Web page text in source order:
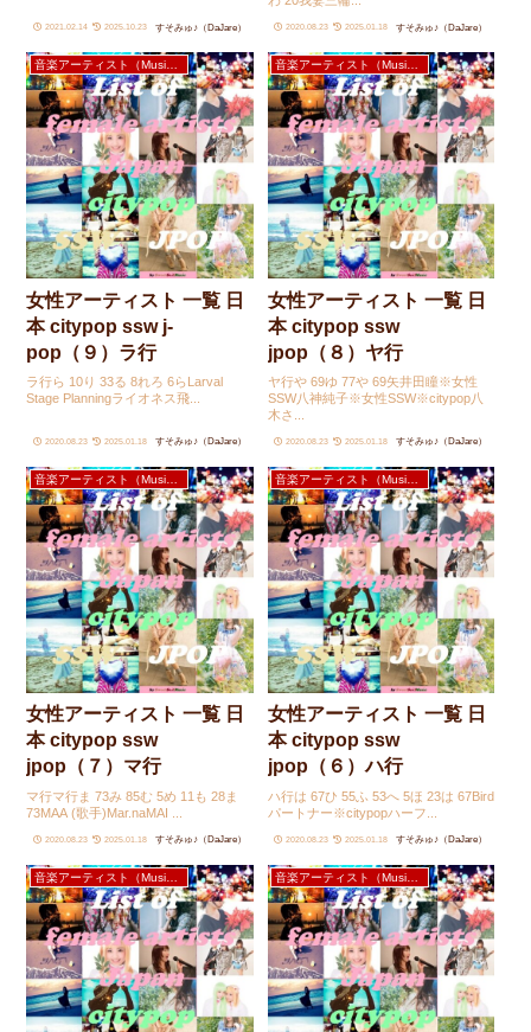
2021.02.14 2025.10.23 すそみゅ♪（DaJare） 2020.08.23 2025.01.18 すそみゅ♪（DaJare）
音楽アーティスト（Music Artists）
女性アーティスト 一覧 日
本 citypop ssw j-
pop（９）ラ行
ラ行ら 10り 33る 8れろ 6らLarval
Stage Planningライオネス飛...
2020.08.23 2025.01.18 すそみゅ♪（DaJare）
音楽アーティスト（Music Artists）
女性アーティスト 一覧 日
本 citypop ssw
jpop（８）ヤ行
ヤ行や 69ゆ 77や 69矢井田瞳※女性
SSW八神純子※女性SSW※citypop八
木さ...
2020.08.23 2025.01.18 すそみゅ♪（DaJare）
音楽アーティスト（Music Artists）
女性アーティスト 一覧 日
本 citypop ssw
jpop（７）マ行
マ行マ行ま 73み 85む 5め 11も 28ま
73MAA (歌手)Mar.naMAI ...
2020.08.23 2025.01.18 すそみゅ♪（DaJare）
音楽アーティスト（Music Artists）
女性アーティスト 一覧 日
本 citypop ssw
jpop（６）ハ行
ハ行は 67ひ 55ふ 53へ 5ほ 23は 67Bird
パートナー※citypopハーフ...
2020.08.23 2025.01.18 すそみゅ♪（DaJare）
音楽アーティスト（Music Artists）